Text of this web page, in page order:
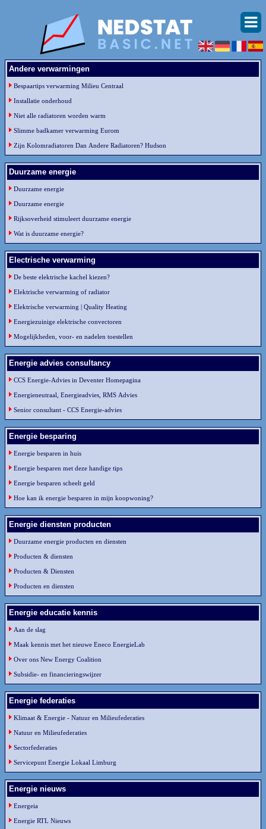
Andere verwarmingen
Bespaartips verwarming Milieu Centraal
Installatie onderhoud
Niet alle radiatoren worden warm
Slimme badkamer verwarming Eurom
Zijn Kolomradiatoren Dan Andere Radiatoren? Hudson
Duurzame energie
Duurzame energie
Duurzame energie
Rijksoverheid stimuleert duurzame energie
Wat is duurzame energie?
Electrische verwarming
De beste elektrische kachel kiezen?
Elektrische verwarming of radiator
Elektrische verwarming | Quality Heating
Energiezuinige elektrische convectoren
Mogelijkheden, voor- en nadelen toestellen
Energie advies consultancy
CCS Energie-Advies in Deventer Homepagina
Energieneutraal, Energieadvies, RMS Advies
Senior consultant - CCS Energie-advies
Energie besparing
Energie besparen in huis
Energie besparen met deze handige tips
Energie besparen scheelt geld
Hoe kan ik energie besparen in mijn koopwoning?
Energie diensten producten
Duurzame energie producten en diensten
Producten & diensten
Producten & Diensten
Producten en diensten
Energie educatie kennis
Aan de slag
Maak kennis met het nieuwe Eneco EnergieLab
Over ons New Energy Coalition
Subsidie- en financieringswijzer
Energie federaties
Klimaat & Energie - Natuur en Milieufederaties
Natuur en Milieufederaties
Sectorfederaties
Servicepunt Energie Lokaal Limburg
Energie nieuws
Energeia
Energie RTL Nieuws